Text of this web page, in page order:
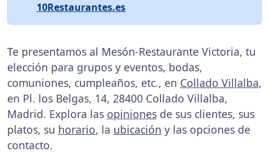
10Restaurantes.es
Te presentamos al Mesón-Restaurante Victoria, tu
elección para grupos y eventos, bodas,
comuniones, cumpleaños, etc., en Collado Villalba,
en Pl. los Belgas, 14, 28400 Collado Villalba,
Madrid. Explora las opiniones de sus clientes, sus
platos, su horario, la ubicación y las opciones de
contacto.